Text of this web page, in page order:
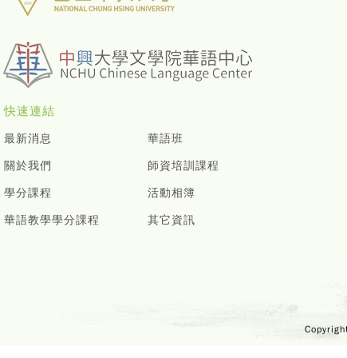
快速連結
最新消息
關於我們
學分課程
華語教學學分課程
華語班
師資培訓課程
活動相簿
其它資訊